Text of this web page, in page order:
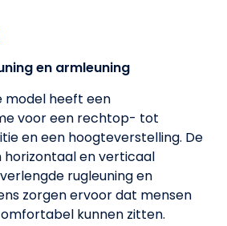
en armleuning
model heeft een
voor een rechtop- tot
en een hoogteverstelling. De
horizontaal en verticaal
rugleuning en
zorgen ervoor dat mensen
kunnen zitten.